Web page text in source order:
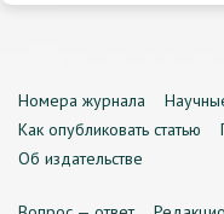
Номера журнала
Как опубликовать статью
Об издательстве